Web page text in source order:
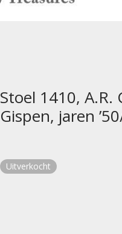
Stoel 1410,
Gispen, jaren
Uitverkocht